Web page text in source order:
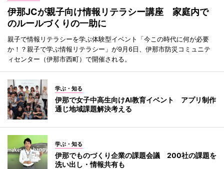
伊那JCが親子向け情報リテラシー講座 家庭内で
のルールづくりの一助に
親子で情報リテラシーを学ぶ体験型イベント「今この時代に何が必要
か！？親子で学ぶ情報リテラシー」が9月6日、伊那市防災コミュニテ
ィセンター（伊那市西町）で開催される。
学ぶ・知る
伊那で女子中高生向けAI教育イベント アプリ制作
通じ地域課題解決考える
学ぶ・知る
伊那でものづくり企業の課題会議 200社の課題を
洗い出し・情報共有も